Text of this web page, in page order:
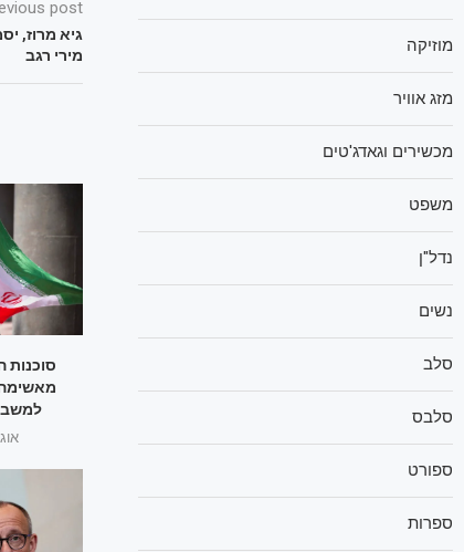
post
גיא מרוז,
מירי רגב
סוכנות
מוזיקה
מזג אוויר
מכשירים וגאדג'טים
משפט
נדל"ן
נשים
סלב
סלבס
ספורט
ספרות